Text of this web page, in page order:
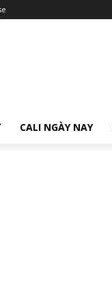
CALI NGÀY NAY